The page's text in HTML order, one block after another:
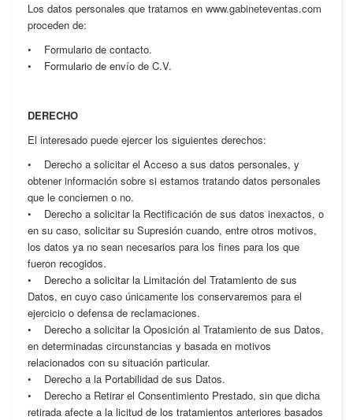
Los datos personales que tratamos en www.gabineteventas.com
proceden de:
• Formulario de contacto.
• Formulario de envío de C.V.
DERECHO
El interesado puede ejercer los siguientes derechos:
• Derecho a solicitar el Acceso a sus datos personales, y
obtener información sobre si estamos tratando datos personales
que le conciernen o no.
• Derecho a solicitar la Rectificación de sus datos inexactos, o
en su caso, solicitar su Supresión cuando, entre otros motivos,
los datos ya no sean necesarios para los fines para los que
fueron recogidos.
• Derecho a solicitar la Limitación del Tratamiento de sus
Datos, en cuyo caso únicamente los conservaremos para el
ejercicio o defensa de reclamaciones.
• Derecho a solicitar la Oposición al Tratamiento de sus Datos,
en determinadas circunstancias y basada en motivos
relacionados con su situación particular.
• Derecho a la Portabilidad de sus Datos.
• Derecho a Retirar el Consentimiento Prestado, sin que dicha
retirada afecte a la licitud de los tratamientos anteriores basados